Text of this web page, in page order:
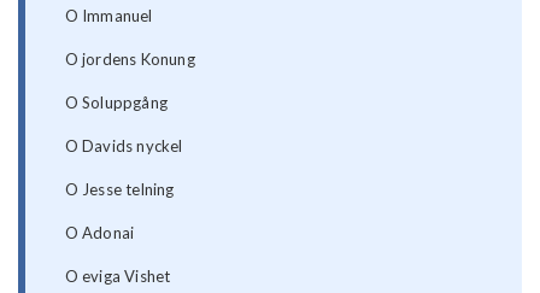
O Immanuel
O jordens Konung
O Soluppgång
O Davids nyckel
O Jesse telning
O Adonai
O eviga Vishet